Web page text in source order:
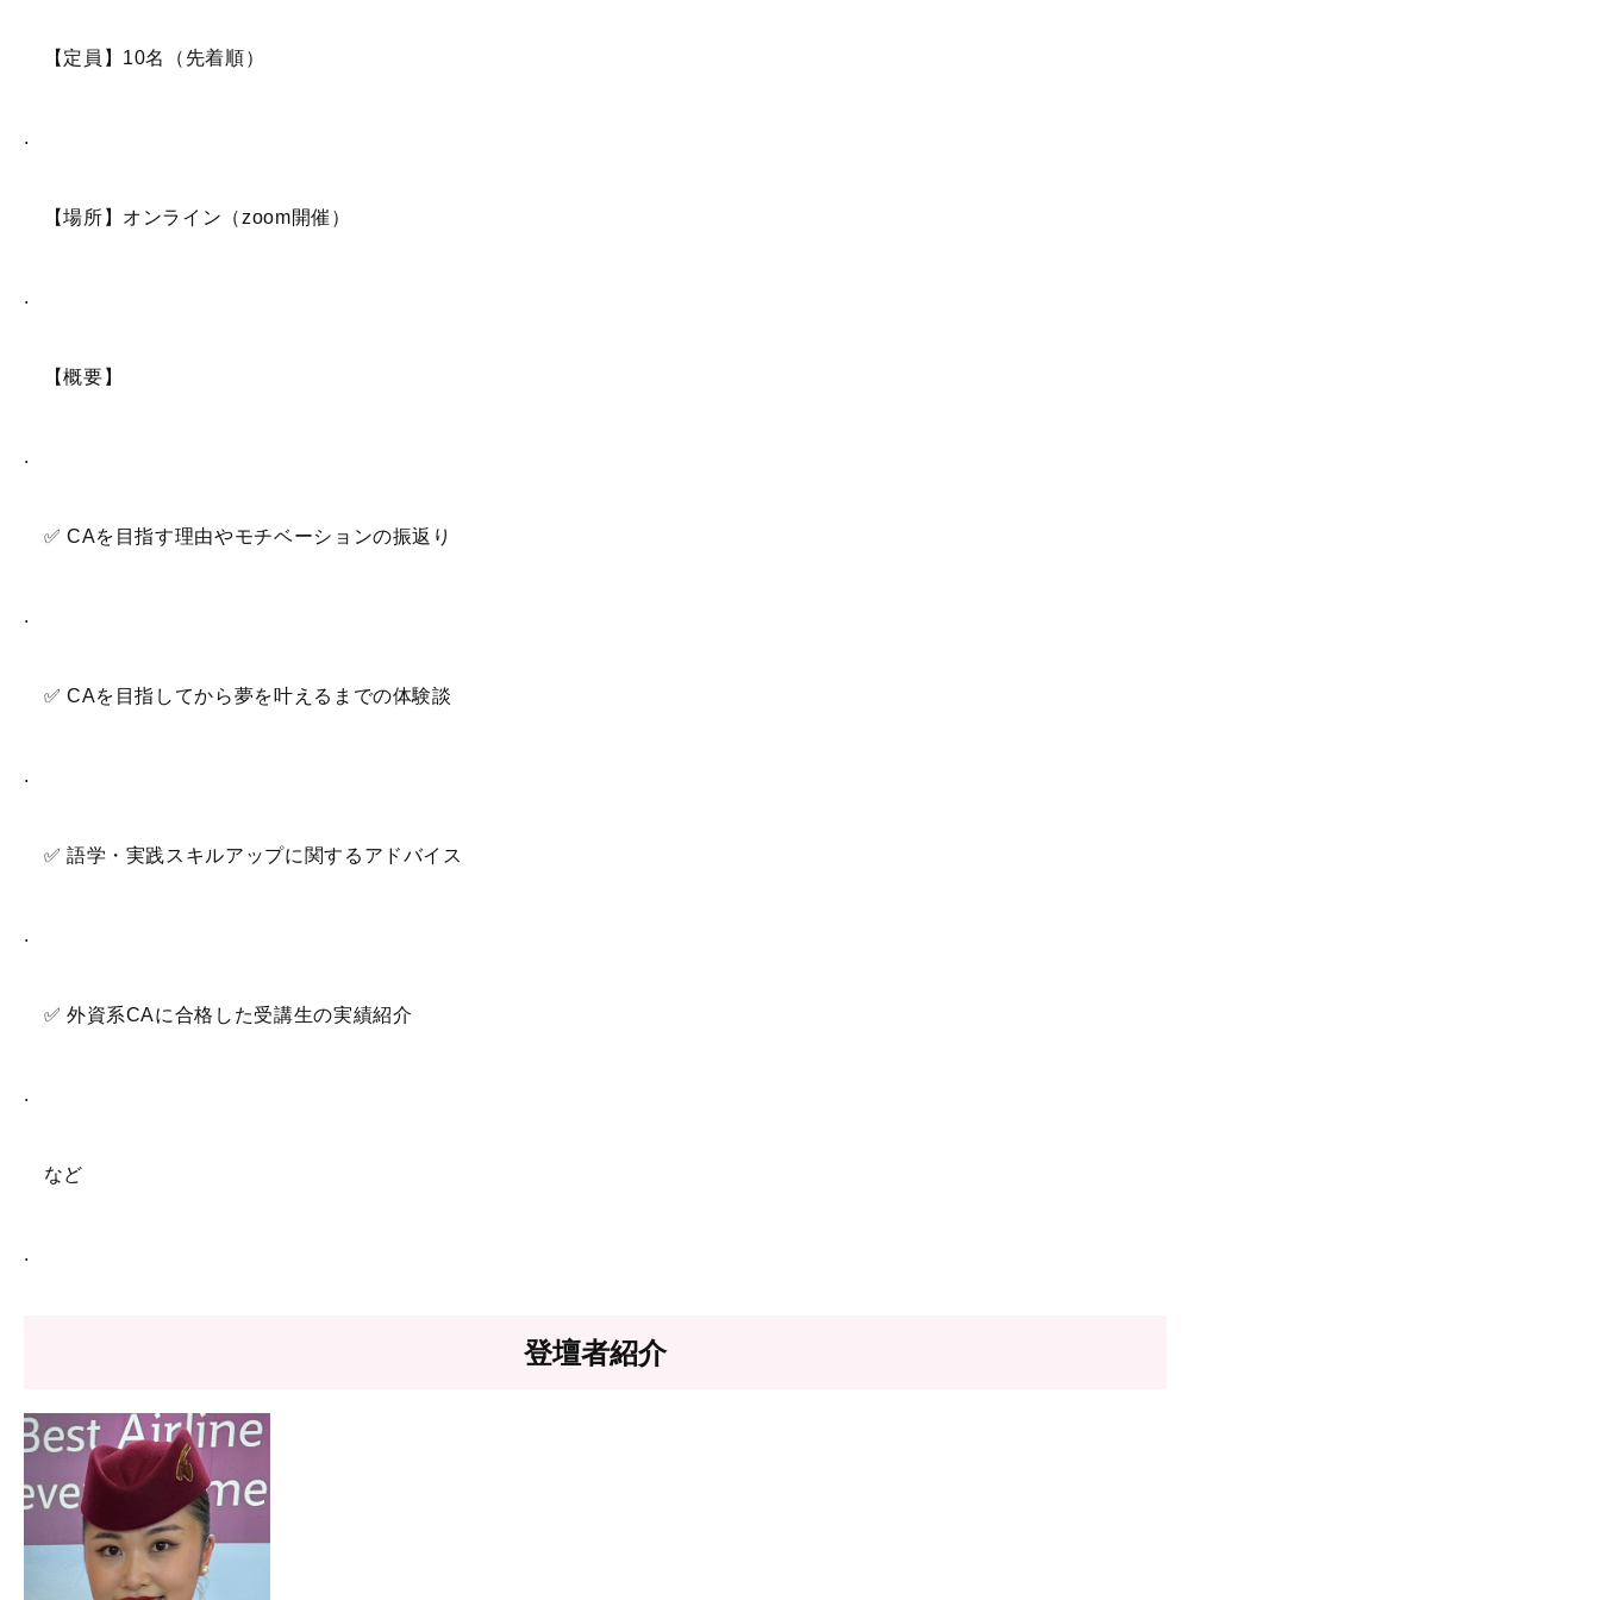
【定員】10名（先着順）
.
【場所】オンライン（zoom開催）
.
【概要】
.
✅ CAを目指す理由やモチベーションの振返り
.
✅ CAを目指してから夢を叶えるまでの体験談
.
✅ 語学・実践スキルアップに関するアドバイス
.
✅ 外資系CAに合格した受講生の実績紹介
.
など
.
登壇者紹介